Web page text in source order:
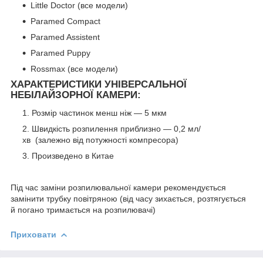
Little Doctor (все модели)
Paramed Compact
Paramed Assistent
Paramed Puppy
Rossmax (все модели)
ХАРАКТЕРИСТИКИ УНІВЕРСАЛЬНОЇ
НЕБІЛАЙЗОРНОЇ КАМЕРИ:
Розмір частинок менш ніж — 5 мкм
Швидкість розпилення приблизно — 0,2 мл/
хв (залежно від потужності компресора)
Произведено в Китае
Під час заміни розпилювальної камери рекомендується
замінити трубку повітряною (від часу зихається, розтягується
й погано тримається на розпилювачі)
Приховати